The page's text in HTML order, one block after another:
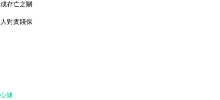
存亡之關
對實踐保
健